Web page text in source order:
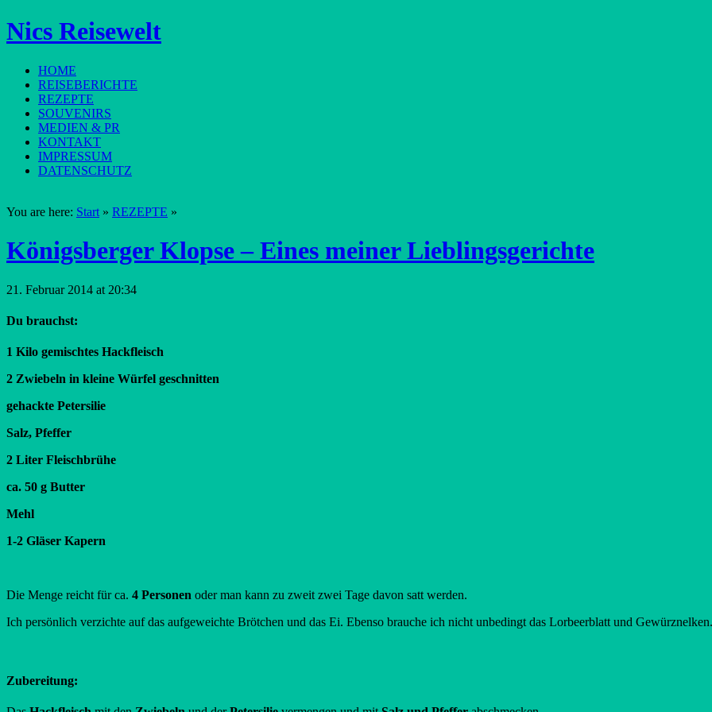
Nics Reisewelt
HOME
REISEBERICHTE
REZEPTE
SOUVENIRS
MEDIEN & PR
KONTAKT
IMPRESSUM
DATENSCHUTZ
You are here: Start » REZEPTE »
Königsberger Klopse – Eines meiner Lieblingsgerichte
21. Februar 2014 at 20:34
Du brauchst:
1 Kilo gemischtes Hackfleisch
2 Zwiebeln in kleine Würfel geschnitten
gehackte Petersilie
Salz, Pfeffer
2 Liter Fleischbrühe
ca. 50 g Butter
Mehl
1-2 Gläser Kapern
Die Menge reicht für ca. 4 Personen oder man kann zu zweit zwei Tage davon satt werden.
Ich persönlich verzichte auf das aufgeweichte Brötchen und das Ei. Ebenso brauche ich nicht unbedingt das Lorbeerblatt und Gewürznelken.
Zubereitung: